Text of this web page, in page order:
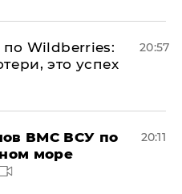
по Wildberries:
это успех
20:57
ВМС ВСУ по
море
20:11